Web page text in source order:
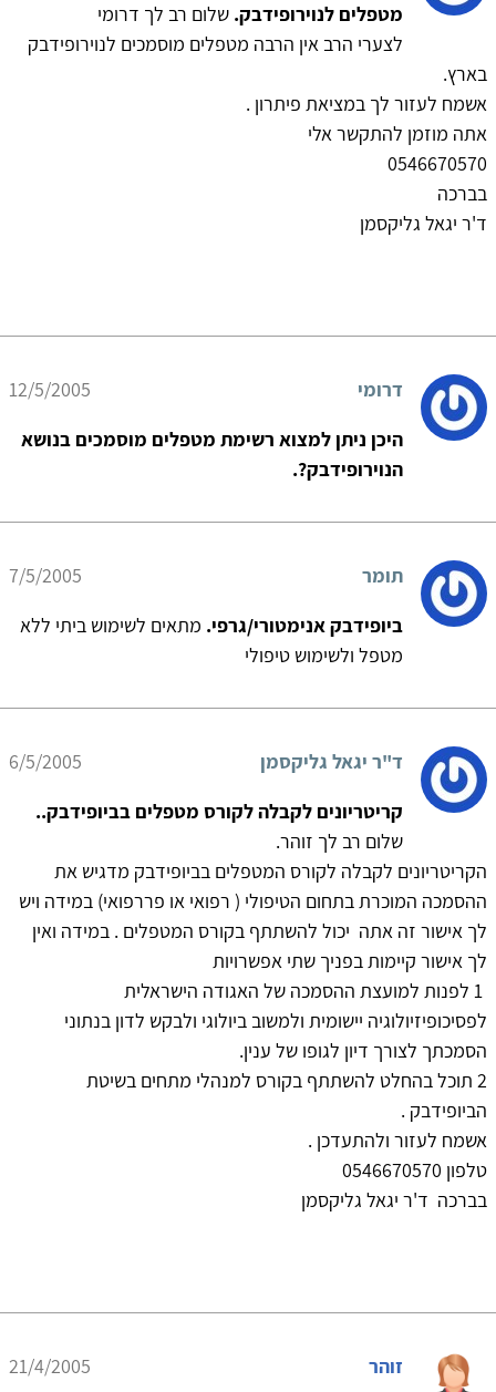
מטפלים לנוירופידבק. שלום רב לך דרומי
לצערי הרב אין הרבה מטפלים מוסמכים לנוירופידבק
בארץ.
אשמח לעזור לך במציאת פיתרון .
אתה מוזמן להתקשר אלי
0546670570
בברכה
ד'ר יגאל גליקסמן
דרומי
12/5/2005
היכן ניתן למצוא רשימת מטפלים מוסמכים בנושא
הנוירופידבק?.
תומר
7/5/2005
ביופידבק אנימטורי/גרפי. מתאים לשימוש ביתי ללא
מטפל ולשימוש טיפולי
ד"ר יגאל גליקסמן
6/5/2005
קריטריונים לקבלה לקורס מטפלים בביופידבק..
שלום רב לך זוהר.
הקריטריונים לקבלה לקורס המטפלים בביופידבק מדגיש את
ההסמכה המוכרת בתחום הטיפולי ( רפואי או פררפואי) במידה ויש
לך אישור זה אתה יכול להשתתף בקורס המטפלים . במידה ואין
לך אישור קיימות בפניך שתי אפשרויות
1 לפנות למועצת ההסמכה של האגודה הישראלית
לפסיכופיזיולוגיה יישומית ולמשוב ביולוגי ולבקש לדון בנתוני
הסמכתך לצורך דיון לגופו של ענין.
2 תוכל בהחלט להשתתף בקורס למנהלי מתחים בשיטת
הביופידבק .
אשמח לעזור ולהתעדכן .
טלפון 0546670570
בברכה ד'ר יגאל גליקסמן
זוהר
21/4/2005